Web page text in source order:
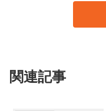
関連記事